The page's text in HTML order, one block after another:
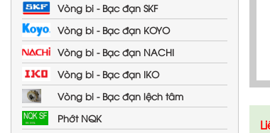
Vòng bi - Bạc đạn SKF
Vòng bi - Bạc đạn KOYO
Vòng bi - Bạc đạn NACHI
Vòng bi - Bạc đạn IKO
Vòng bi - Bạc đạn lệch tâm
Phớt NQK